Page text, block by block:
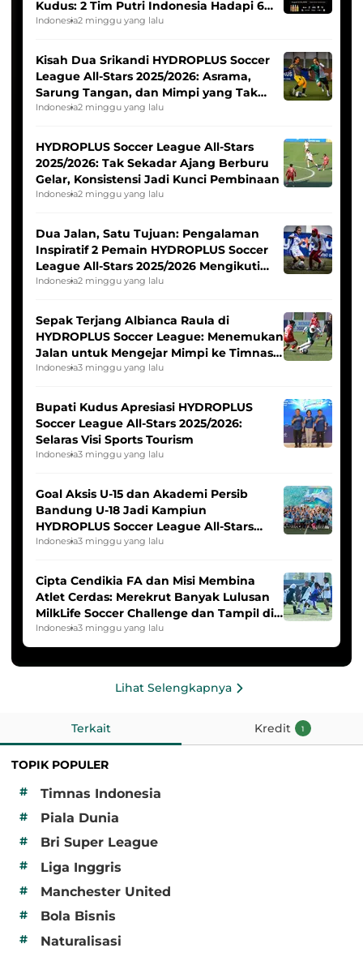
Kudus: 2 Tim Putri Indonesia Hadapi 6
Tim Asia
Indonesia2 minggu yang lalu
Kisah Dua Srikandi HYDROPLUS Soccer
League All-Stars 2025/2026: Asrama,
Sarung Tangan, dan Mimpi yang Tak
Pernah Padam
Indonesia2 minggu yang lalu
HYDROPLUS Soccer League All-Stars
2025/2026: Tak Sekadar Ajang Berburu
Gelar, Konsistensi Jadi Kunci Pembinaan
Indonesia2 minggu yang lalu
Dua Jalan, Satu Tujuan: Pengalaman
Inspiratif 2 Pemain HYDROPLUS Soccer
League All-Stars 2025/2026 Mengikuti
Seleksi Timnas Indonesia Putri
Indonesia2 minggu yang lalu
Sepak Terjang Albianca Raula di
HYDROPLUS Soccer League: Menemukan
Jalan untuk Mengejar Mimpi ke Timnas
Indonesia Putri
Indonesia3 minggu yang lalu
Bupati Kudus Apresiasi HYDROPLUS
Soccer League All-Stars 2025/2026:
Selaras Visi Sports Tourism
Indonesia3 minggu yang lalu
Goal Aksis U-15 dan Akademi Persib
Bandung U-18 Jadi Kampiun
HYDROPLUS Soccer League All-Stars
2025/2026
Indonesia3 minggu yang lalu
Cipta Cendikia FA dan Misi Membina
Atlet Cerdas: Merekrut Banyak Lulusan
MilkLife Soccer Challenge dan Tampil di
HYDROPLUS Soccer League
Indonesia3 minggu yang lalu
Lihat Selengkapnya
Terkait Kredit 1
TOPIK POPULER
#
Timnas Indonesia
# Piala Dunia
# Bri Super League
# Liga Inggris
# Manchester United
# Bola Bisnis
# Naturalisasi